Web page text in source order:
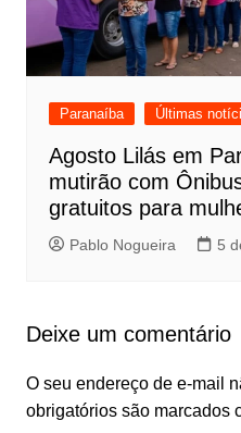
Paranaíba Últimas
Agosto Lilás em
mutirão com
gratuitos para
Pablo Nogueira 5
Deixe um comentário
O seu endereço de e-mail
obrigatórios são marcados